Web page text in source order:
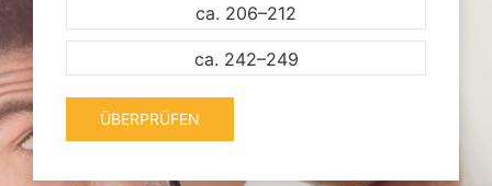
ca. 206–212
ca. 242–249
ÜBERPRÜFEN